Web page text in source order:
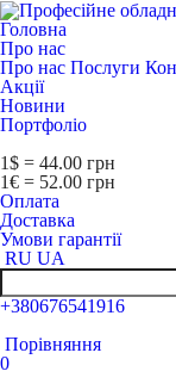
Головна
Про нас
Про нас Послуги
Акції
Новини
Портфоліо
1$ = 44.00 грн
1€ = 52.00 грн
Оплата
Доставка
Умови гарантії
RU UA
+380676541916
Порівняння
0